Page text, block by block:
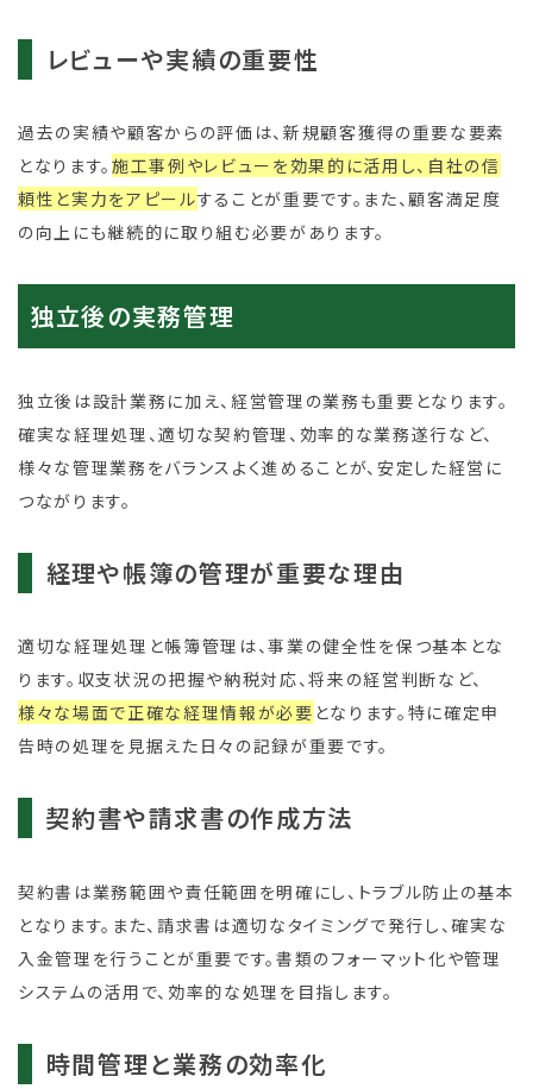
レビューや実績の重要性
過去の実績や顧客からの評価は、新規顧客獲得の重要な要素
となります。 施工事例やレビューを効果的に活用し、自社の信
頼性と実力をアピールすることが重要です。また、顧客満足度
の向上にも継続的に取り組む必要があります。
独立後の実務管理
独立後は設計業務に加え、経営管理の業務も重要となります。
確実な経理処理、適切な契約管理、効率的な業務遂行など、
様々な管理業務をバランスよく進めることが、安定した経営に
つながります。
経理や帳簿の管理が重要な理由
適切な経理処理と帳簿管理は、事業の健全性を保つ基本とな
ります。収支状況の把握や納税対応、将来の経営判断など、
様々な場面で正確な経理情報が必要 となります。特に確定申
告時の処理を見据えた日々の記録が重要です。
契約書や請求書の作成方法
契約書は業務範囲や責任範囲を明確にし、トラブル防止の基本
となります。また、請求書は適切なタイミングで発行し、確実な
入金管理を行うことが重要です。書類のフォーマット化や管理
システムの活用で、効率的な処理を目指します。
時間管理と業務の効率化